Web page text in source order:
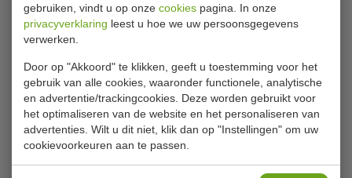
gebruiken, vindt u op onze cookies pagina. In onze
privacyverklaring leest u hoe we uw persoonsgegevens
verwerken.
Door op "Akkoord" te klikken, geeft u toestemming voor het
gebruik van alle cookies, waaronder functionele, analytische
en advertentie/trackingcookies. Deze worden gebruikt voor
het optimaliseren van de website en het personaliseren van
advertenties. Wilt u dit niet, klik dan op "Instellingen" om uw
cookievoorkeuren aan te passen.
Deze grote aluminium schep van Vogue is perfect voor
zowel de professionele keukens als de thuiskeuken. De
van ijs tot aardappelpuree. Ook is de schep zeer
duurzaam en het perfecte gerei voor portiecontrole en
een nette presentatie.
Aluminium
Zeer duurzaam
Lengte 40 cm
Lees meer